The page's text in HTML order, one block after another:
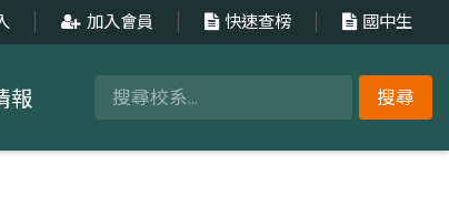
加入會員 快速查榜 國中生
搜尋
報